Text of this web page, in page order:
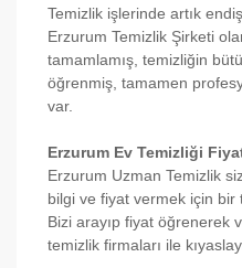
Temizlik işlerinde artık
Erzurum Temizlik Şirketi
tamamlamış, temizliğin
öğrenmiş, tamamen
var.
Erzurum Ev Temizliği
Erzurum Uzman Temizlik
bilgi ve fiyat vermek için bir
Bizi arayıp fiyat öğrenerek
temizlik firmaları ile